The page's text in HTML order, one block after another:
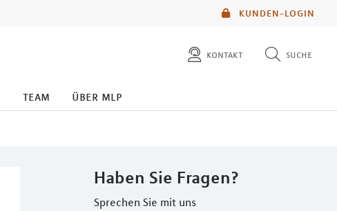
KUNDEN-LOGIN
kontakt suche
team über mlp
Haben Sie Fragen?
Sprechen Sie mit uns